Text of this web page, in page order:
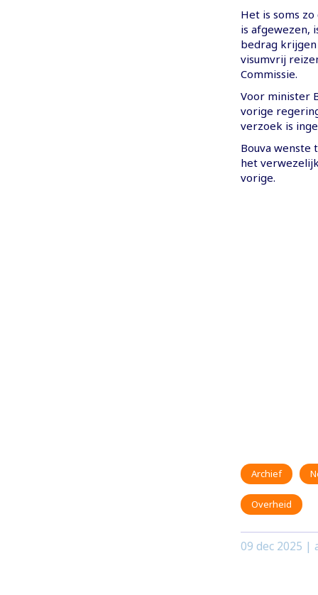
Het is soms
is afgewezen,
bedrag
visumvrij
Commissie.
Voor minister
vorige
verzoek is
Bouva wenste
het
vorige.
Archief
Overheid
09 dec 2025 |